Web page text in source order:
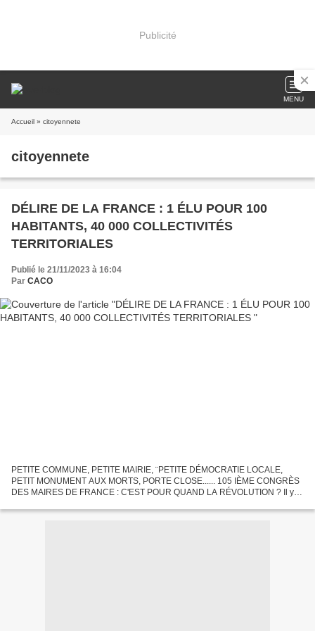
Publicité
MENU
Accueil » citoyennete
citoyennete
DÉLIRE DE LA FRANCE : 1 ÉLU POUR 100
HABITANTS, 40 000 COLLECTIVITÉS
TERRITORIALES
Publié le 21/11/2023 à 16:04
Par CACO
PETITE COMMUNE, PETITE MAIRIE, ¨PETITE DÉMOCRATIE LOCALE,
PETIT MONUMENT AUX MORTS, PORTE CLOSE...... 105 IÈME CONGRÈS
DES MAIRES DE FRANCE : C'EST POUR QUAND LA RÉVOLUTION ? Il y